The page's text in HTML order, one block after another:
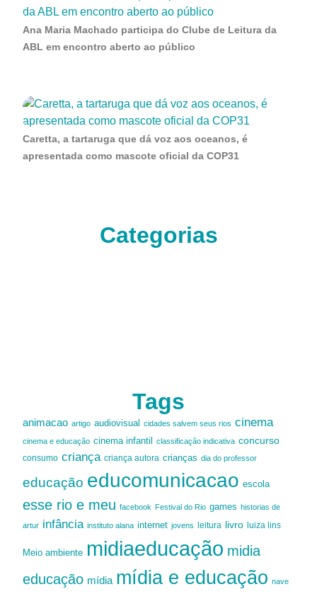
Ana Maria Machado participa do Clube de Leitura da
ABL em encontro aberto ao público
Caretta, a tartaruga que dá voz aos oceanos, é
apresentada como mascote oficial da COP31
Categorias
Tags
animacao artigo audiovisual cidades salvem seus rios cinema
cinema e educação cinema infantil classificação indicativa concurso
consumo criança criança autora crianças dia do professor
educação educomunicacao escola
esse rio e meu facebook Festival do Rio games historias de
artur infância instituto alana internet jovens leitura livro luiza lins
Meio ambiente midiaeducação midia
educação mídia mídia e educação nave